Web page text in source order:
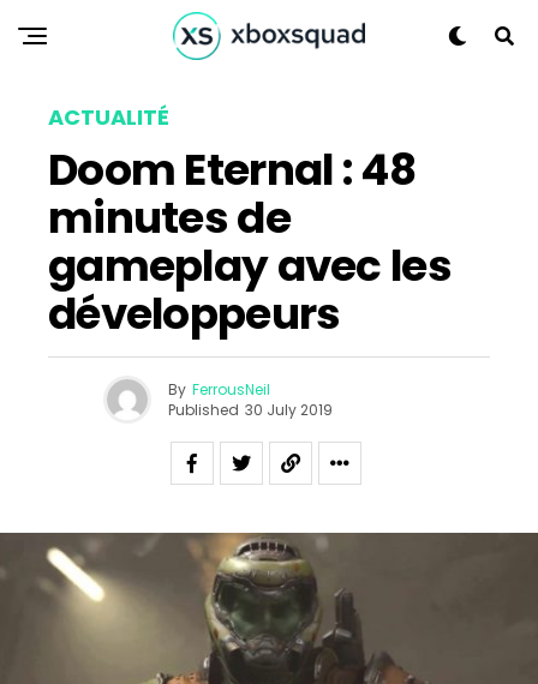
ACTUALITÉ
Doom Eternal : 48
minutes de
gameplay avec les
développeurs
By FerrousNeil
Published 30 July 2019
Pinterest
Whatsapp